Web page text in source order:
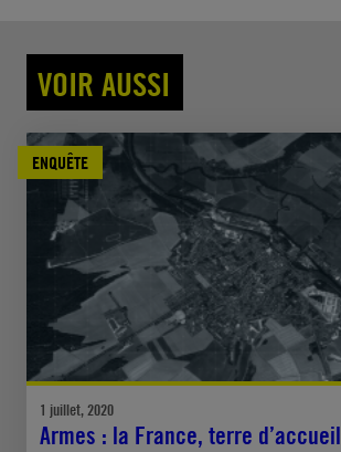
VOIR AUSSI
ENQUÊTE
1 juillet, 2020
Armes : la France, terre d’accueil